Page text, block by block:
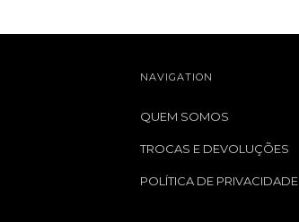
NAVIGATION
QUEM SOMOS
TROCAS E DEVOLUÇÕES
POLÍTICA DE PRIVACIDADE